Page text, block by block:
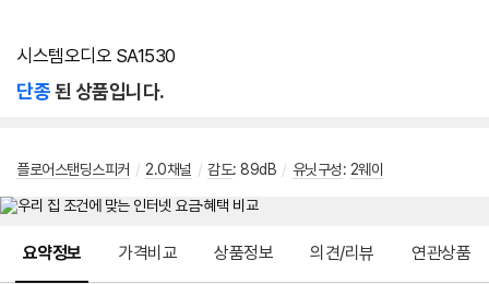
시스템오디오 SA1530
단종된 상품입니다.
플로어스탠딩스피커 / 2.0채널 / 감도: 89dB / 유닛구성: 2웨이
요약정보 가격비교 상품정보 의견/리뷰 연관상품